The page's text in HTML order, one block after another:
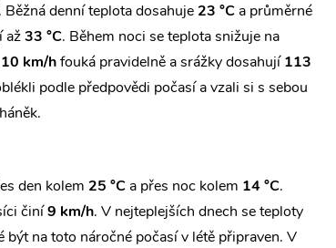
denní teplota dosahuje 23 °C a průměrné
až33 °C. Během noci se teplota snižuje na
10 km/hfouká pravidelně a srážky dosahují113
podle předpovědi počasí a vzali si s sebou
den kolem 25 °C a přes noc kolem 14 °C.
činí9 km/h. V nejteplejších dnech se teploty
být na toto náročné počasí v létě připraven. V